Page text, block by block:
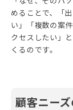
めることで、「
い」「複数の案
クセスしたい」
くるのです。
顧客ニー